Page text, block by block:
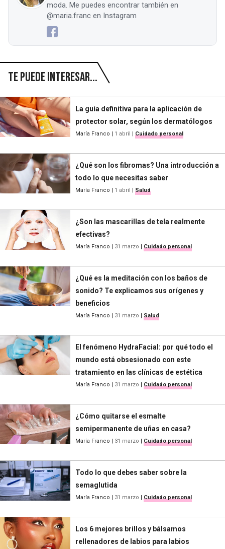
moda. Me puedes encontrar también en
@maria.franc en Instagram
Te puede interesar...
La guía definitiva para la aplicación de
protector solar, según los dermatólogos
María Franco | 1 abril | Cuidado personal
¿Qué son los fibromas? Una introducción a
todo lo que necesitas saber
María Franco | 1 abril | Salud
¿Son las mascarillas de tela realmente
efectivas?
María Franco | 31 marzo | Cuidado personal
¿Qué es la meditación con los baños de
sonido? Te explicamos sus orígenes y
beneficios
María Franco | 31 marzo | Salud
El fenómeno HydraFacial: por qué todo el
mundo está obsesionado con este
tratamiento en las clínicas de estética
María Franco | 31 marzo | Cuidado personal
¿Cómo quitarse el esmalte
semipermanente de uñas en casa?
María Franco | 31 marzo | Cuidado personal
Todo lo que debes saber sobre la
semaglutida
María Franco | 31 marzo | Cuidado personal
Los 6 mejores brillos y bálsamos
rellenadores de labios para labios